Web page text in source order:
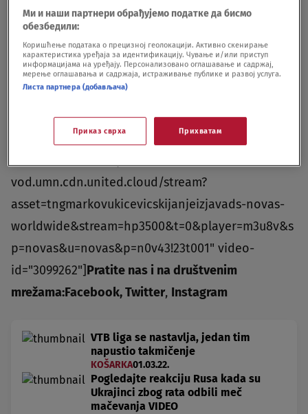
novinare ograničila na određene hotele, borilišta
i medijski centar bez kontakta sa stanovništvom
Pekinga.Na ovogodišnjim Zimskim Paraolimpijskim
igrama učestvovaće oko 650 spotista.BONUS
Pekingu: Glavni cilj bio da završim trku
vod.umn.cdn.united.cloud/stream?
asset=tngmarkovukicevicskijanjeizjavads-novas-
worldwide&stream=hp3500&t=0&player=m3u8v&s
p=novas&u=novas&p=n0v43!23t001" video-
id="3099262"]Pratite nas i na društvenim
mrežama:Facebook,Twitter, Instagram
VTB liga se nastavlja, jedan tim
napustio takmičenje
KOŠARKA01.03.22.
Pogledajte reakciju Rusa kada su
Ukrajinci zbog rata odbili meč
mačevanja VIDEO
Ми и наши партнери обрађујемо податке да бисмо
обезбедили:
Коришћење података о прецизној геолокацији. Активно скенирање
карактеристика уређаја за идентификацију. Чување и/или приступ
информацијама на уређају. Персонализовано оглашавање и садржај,
мерење оглашавања и садржаја, истраживање публике и развој услуга.
Листа партнера (добављача)
Приказ сврха Прихватам